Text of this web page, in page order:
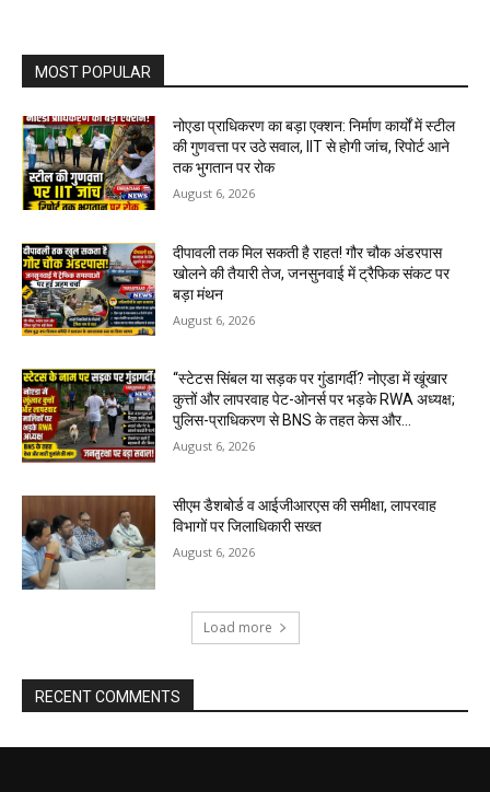
MOST POPULAR
नोएडा प्राधिकरण का बड़ा एक्शन: निर्माण कार्यों में स्टील
की गुणवत्ता पर उठे सवाल, IIT से होगी जांच, रिपोर्ट आने
तक भुगतान पर रोक
August 6, 2026
दीपावली तक मिल सकती है राहत! गौर चौक अंडरपास
खोलने की तैयारी तेज, जनसुनवाई में ट्रैफिक संकट पर
बड़ा मंथन
August 6, 2026
“स्टेटस सिंबल या सड़क पर गुंडागर्दी? नोएडा में खूंखार
कुत्तों और लापरवाह पेट-ओनर्स पर भड़के RWA अध्यक्ष;
पुलिस-प्राधिकरण से BNS के तहत केस और...
August 6, 2026
सीएम डैशबोर्ड व आईजीआरएस की समीक्षा, लापरवाह
विभागों पर जिलाधिकारी सख्त
August 6, 2026
Load more
RECENT COMMENTS